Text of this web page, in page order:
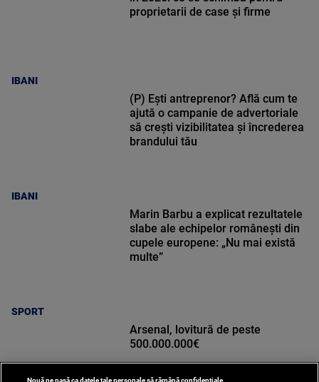
IBANI
proprietarii de case și firme
IBANI
(P) Ești antreprenor? Află cum te
ajută o campanie de advertoriale
să crești vizibilitatea și încrederea
brandului tău
SPORT
Marin Barbu a explicat rezultatele
slabe ale echipelor românești din
cupele europene: „Nu mai există
multe”
Arsenal, lovitură de peste
500.000.000€
Nouă ne pasă ca datele tale personale să rămână confidențiale